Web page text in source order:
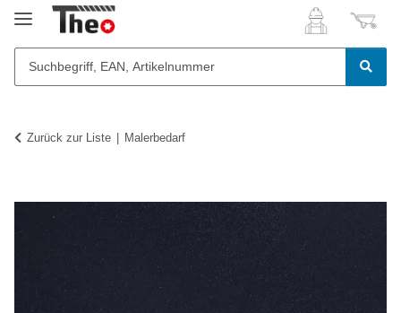
Zurück zur Liste Malerbedarf